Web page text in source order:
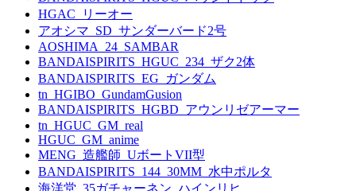
HGAC_リーオー
アオシマ_SD_サンダーバード2号
AOSHIMA_24_SAMBAR
BANDAISPIRITS_HGUC_234_ザク2体
BANDAISPIRITS_EG_ガンダム
tn_HGIBO_GundamGusion
BANDAISPIRITS_HGBD_アウンリゼアーマー
tn_HGUC_GM_real
HGUC_GM_anime
MENG_造艦師_UボートVII型
BANDAISPIRITS_144_30MM_水中ポルタ
海洋堂_35ガチャーネン_ハインリヒ